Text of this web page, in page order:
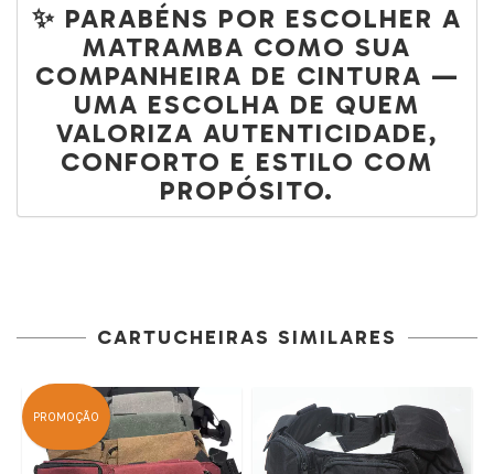
✨ PARABÉNS POR ESCOLHER A
MATRAMBA COMO SUA
COMPANHEIRA DE CINTURA —
UMA ESCOLHA DE QUEM
VALORIZA AUTENTICIDADE,
CONFORTO E ESTILO COM
PROPÓSITO.
CARTUCHEIRAS SIMILARES
PROMOÇÃO